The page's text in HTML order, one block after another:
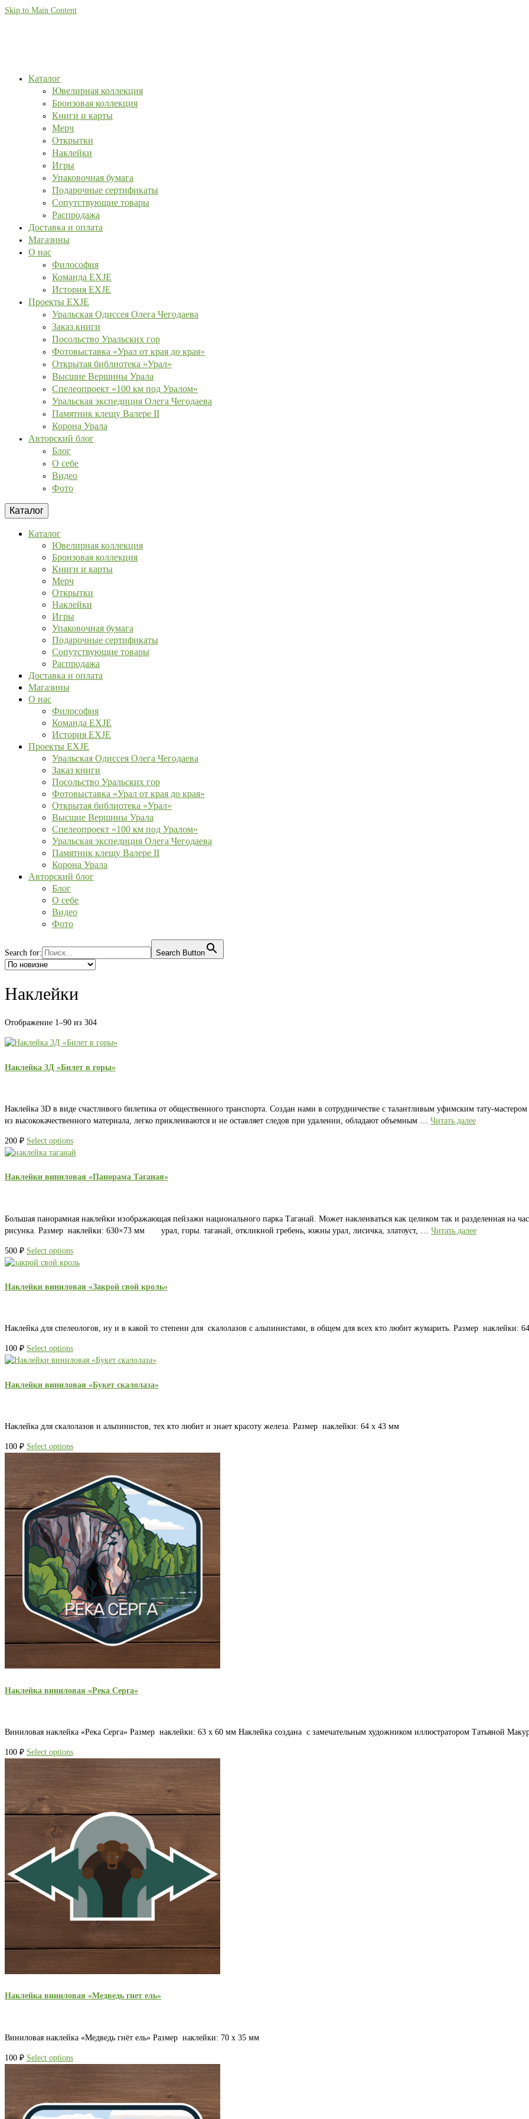
Skip to Main Content
Каталог
Ювелирная коллекция
Бронзовая коллекция
Книги и карты
Мерч
Открытки
Наклейки
Игры
Упаковочная бумага
Подарочные сертификаты
Сопутствующие товары
Распродажа
Доставка и оплата
Магазины
О нас
Философия
Команда EXJE
История EXJE
Проекты EXJE
Уральская Одиссея Олега Чегодаева
Заказ книги
Посольство Уральских гор
Фотовыставка «Урал от края до края»
Открытая библиотека «Урал»
Высшие Вершины Урала
Спелеопроект «100 км под Уралом»
Уральская экспедиция Олега Чегодаева
Памятник клещу Валере II
Корона Урала
Авторский блог
Блог
О себе
Видео
Фото
Каталог
Каталог
Ювелирная коллекция
Бронзовая коллекция
Книги и карты
Мерч
Открытки
Наклейки
Игры
Упаковочная бумага
Подарочные сертификаты
Сопутствующие товары
Распродажа
Доставка и оплата
Магазины
О нас
Философия
Команда EXJE
История EXJE
Проекты EXJE
Уральская Одиссея Олега Чегодаева
Заказ книги
Посольство Уральских гор
Фотовыставка «Урал от края до края»
Открытая библиотека «Урал»
Высшие Вершины Урала
Спелеопроект «100 км под Уралом»
Уральская экспедиция Олега Чегодаева
Памятник клещу Валере II
Корона Урала
Авторский блог
Блог
О себе
Видео
Фото
Search for: Search Button
Наклейки
Отображение 1–90 из 304Сортировка:
недавние
Наклейка 3Д «Билет в горы»
Наклейка 3D в виде счастливого билетика от общественного транспорта. Создан нами в сотрудничестве с талантливым уфимским тату-
из высококачественного материала, легко приклеиваются и не оставляет следов при удалении, обладают объемным … Читать далее
200 ₽ Select options
Наклейки виниловая «Панорама Таганая»
Большая панорамная наклейки изображающая пейзажи национального парка Таганай. Может наклеиваться как целиком так и разделенная на
рисунка. Размер наклейки: 630×73 мм урал, горы. таганай, откликной гребень, южны урал, лисичка, златоуст, … Читать далее
500 ₽ Select options
Наклейки виниловая «Закрой свой кроль»
Наклейка для спелеологов, ну и в какой то степени для скалолазов с альпинистами, в общем для всех кто любит жумарить. Размер
100 ₽ Select options
Наклейки виниловая «Букет скалолаза»
Наклейка для скалолазов и альпинистов, тех кто любит и знает красоту железа. Размер наклейки: 64 х 43 мм
100 ₽ Select options
Наклейка виниловая «Река Серга»
Виниловая наклейка «Река Серга» Размер наклейки: 63 х 60 мм Наклейка создана с замечательным художником иллюстратором Татьяной
100 ₽ Select options
Наклейка виниловая «Медведь гнет ель»
Виниловая наклейка «Медведь гнёт ель» Размер наклейки: 70 х 35 мм
100 ₽ Select options